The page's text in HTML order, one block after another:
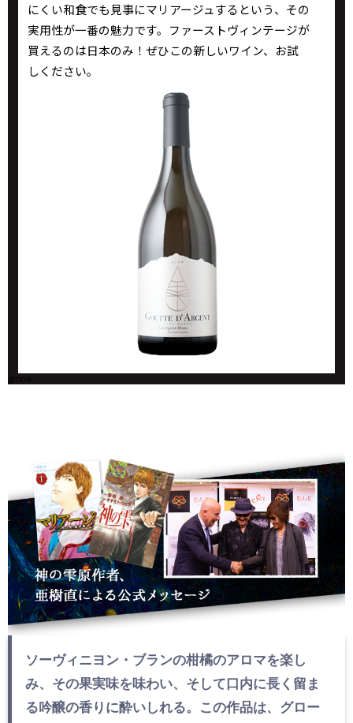
にくい和食でも見事にマリアージュするという、その
実用性が一番の魅力です。ファーストヴィンテージが
買えるのは日本のみ！ぜひこの新しいワイン、お試
しください。
ginno
ソーヴィニヨン・ブランの柑橘のアロマを楽し
み、その果実味を味わい、そして口内に長く留ま
る吟醸の香りに酔いしれる。この作品は、グロー